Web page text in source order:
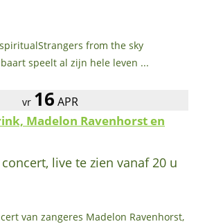
from the sky
speelt al zijn hele leven ...
vr 16 APR
Madelon Ravenhorst en
live te zien vanaf 20 u
van zangeres Madelon Ravenhorst,